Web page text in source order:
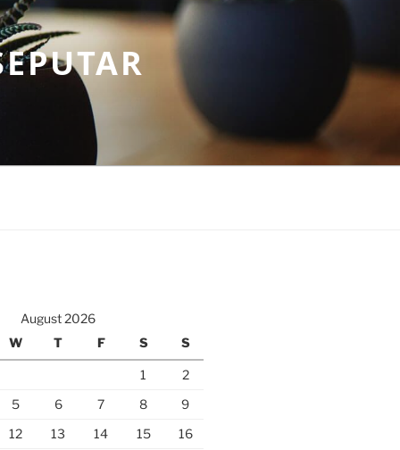
August 2026
W T F S S
1
2
5 6 7 8
9
12 13 14 15
16